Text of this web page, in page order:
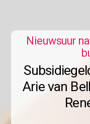
Nieuwsuur
Arie van